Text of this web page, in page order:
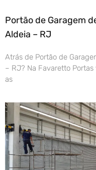
Portão de Garagem
Aldeia – RJ
Atrás de Portão de
– RJ? Na Favaretto
as